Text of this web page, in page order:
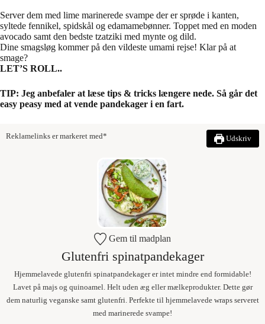
Server dem med lime marinerede svampe der er sprøde i kanten,
syltede fennikel, spidskål og edamamebønner. Toppet med en moden
avocado samt den bedste tzatziki med mynte og dild.
Dine smagsløg kommer på den vildeste umami rejse! Klar på at
smage?
LET’S ROLL..
TIP: Jeg anbefaler at læse tips & tricks længere nede. Så går det
easy peasy med at vende pandekager i en fart.
Reklamelinks er markeret med* Udskriv
Gem til madplan
Glutenfri spinatpandekager
Hjemmelavede glutenfri spinatpandekager er intet mindre end formidable!
Lavet på majs og quinoamel. Helt uden æg eller mælkeprodukter. Dette gør
dem naturlig veganske samt glutenfri. Perfekte til hjemmelavede wraps serveret
med marinerede svampe!